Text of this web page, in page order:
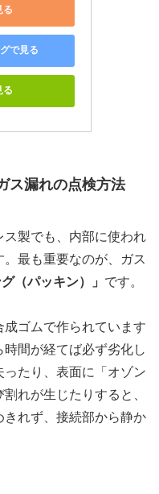
る
で見る
る
ス漏れの点検方法
製でも、内部に使われ
最も重要なのが、ガス
グ（パッキン）」 です。
ゴムで作られています
間が経てば必ず劣化し
たり、表面に「オゾン
れが生じたりすると、
きれず、接続部から静か